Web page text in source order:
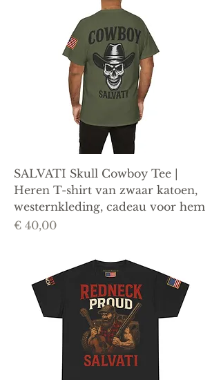
SALVATI Skull Cowboy Tee |
Heren T-shirt van zwaar katoen,
westernkleding, cadeau voor hem
Prijs
€ 40,00